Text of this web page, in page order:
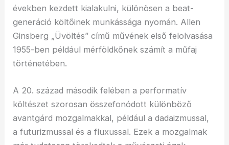
években kezdett kialakulni, különösen a beat-
generáció költőinek munkássága nyomán. Allen
Ginsberg „Üvöltés” című művének első felolvasása
1955-ben például mérföldkőnek számít a műfaj
történetében.
A 20. század második felében a performatív
költészet szorosan összefonódott különböző
avantgárd mozgalmakkal, például a dadaizmussal,
a futurizmussal és a fluxussal. Ezek a mozgalmak